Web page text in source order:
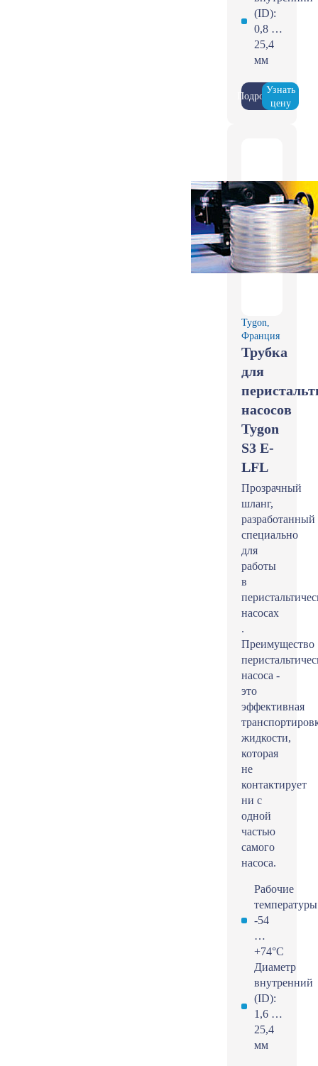
(ID):
0,8 …
25,4
мм
Подробнее
Узнать
цену
Tygon,
Франция
Трубка
для
насосов
Tygon
S3 E-
LFL
Прозрачный
шланг,
разработанный
специально
для
работы
в
насосах
.
Преимущество
насоса -
это
эффективная
жидкости,
которая
не
контактирует
ни с
одной
частью
самого
насоса.
Рабочие
-54
…
+74°С
Диаметр
внутренний
(ID):
1,6 …
25,4
мм